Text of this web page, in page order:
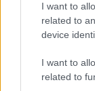
I want to
related to
device
I want to
related to